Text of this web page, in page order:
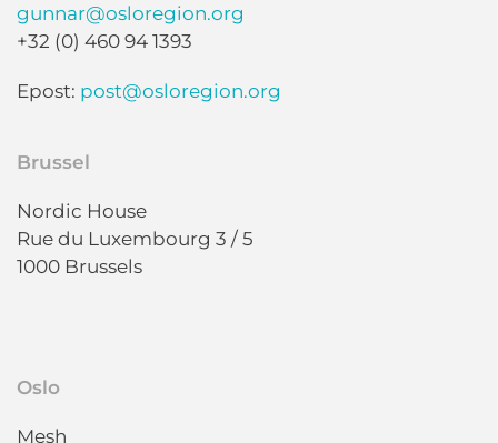
gunnar@osloregion.org
+32 (0) 460 94 1393
Epost: post@osloregion.org
Brussel
Nordic House
Rue du Luxembourg 3 / 5
1000 Brussels
Oslo
Mesh